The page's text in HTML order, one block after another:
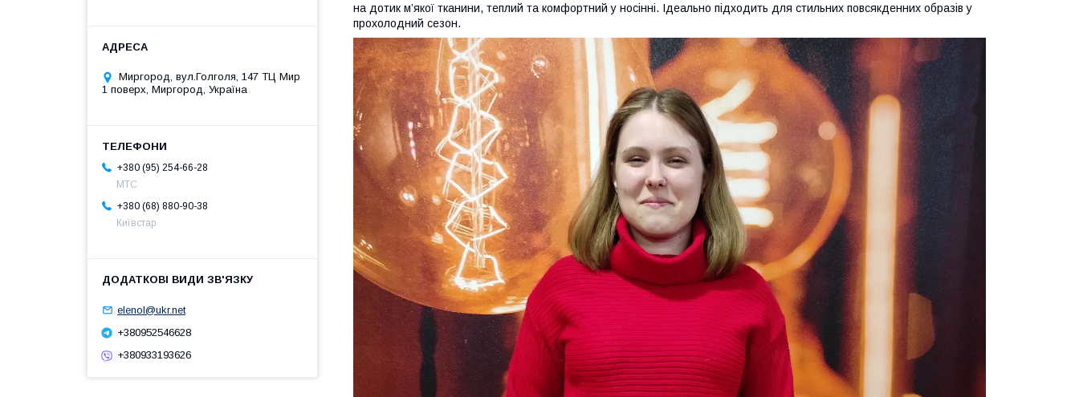
на дотик м’якої тканини, теплий та комфортний у носінні. Ідеально підходить для стильних повсякденних образів у
прохолодний сезон.
Миргород, вул.Голголя, 147 ТЦ Мир
1 поверх, Миргород, Україна
+380 (95) 254-66-28
МТС
+380 (68) 880-90-38
Київстар
elenol@ukr.net
+380952546628
+380933193626